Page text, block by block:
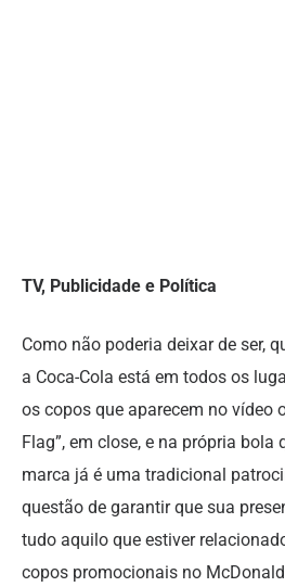
TV, Publicidade e Política
Como não poderia deixar de ser,
a Coca-Cola está em todos os
os copos que aparecem no vídeo
Flag”, em close, e na própria bola
marca já é uma tradicional
questão de garantir que sua
tudo aquilo que estiver
copos promocionais no